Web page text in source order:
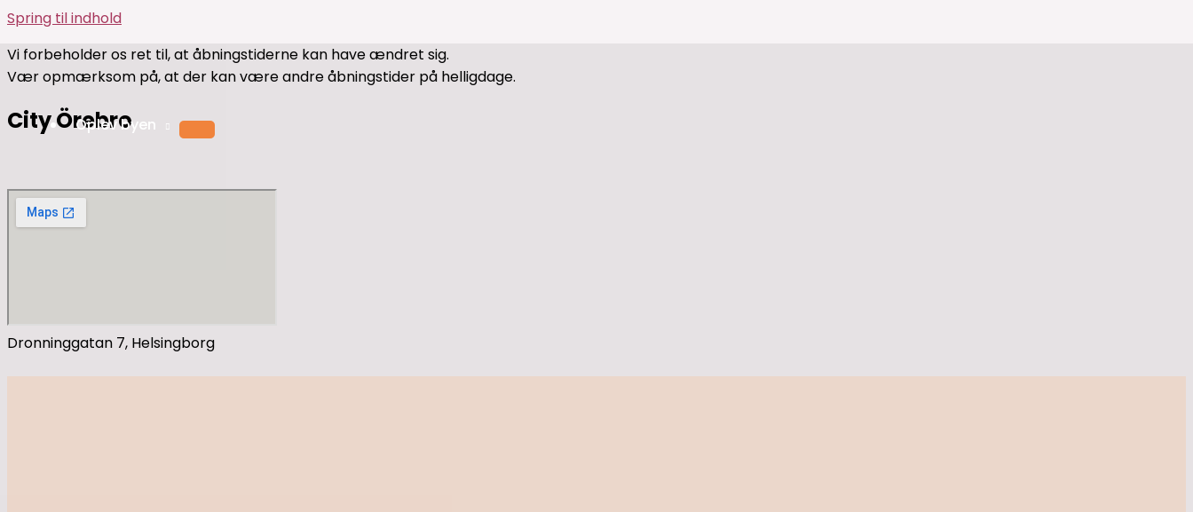
Spring til indhold
Oplev byen
Vi forbeholder os ret til, at åbningstiderne kan have ændret sig.
Vær opmærksom på, at der kan være andre åbningstider på helligdage.
City Örebro
Dronninggatan 7, Helsingborg